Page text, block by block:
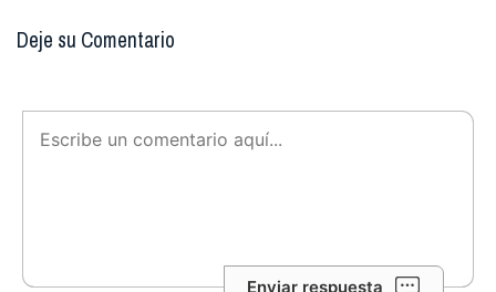
Deje su Comentario
Enviar respuesta